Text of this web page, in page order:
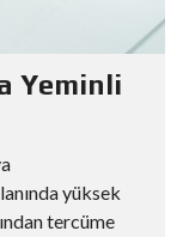
Yeminli
yüksek
tercüme